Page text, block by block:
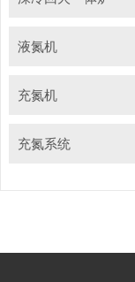
液氮机
充氮机
充氮系统